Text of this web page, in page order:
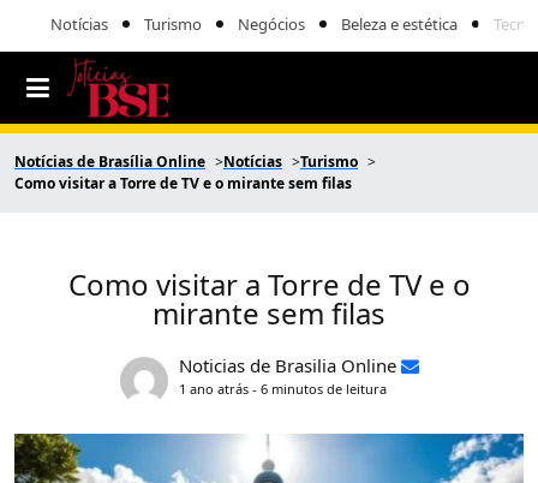
Notícias Turismo Negócios Beleza e estética
Notícias de Brasília Online Notícias
Turismo
Como visitar a Torre de TV e o mirante sem filas
Como visitar a Torre de TV e o
mirante sem filas
Noticias de Brasilia Online
1 ano atrás - 6 minutos de leitura